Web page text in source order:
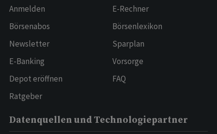
Anmelden
Börsenabos
Newsletter
E-Banking
Depot eröffnen
Ratgeber
E-Rechner
Börsenlexikon
Sparplan
Vorsorge
FAQ
Datenquellen und Technologiepartner